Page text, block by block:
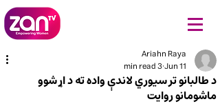
د طالبانو تر سیوري لاندې واده ته د اړ شوو
ماشومانو روایت
Ariahn Raya
Jun 11
3 min read